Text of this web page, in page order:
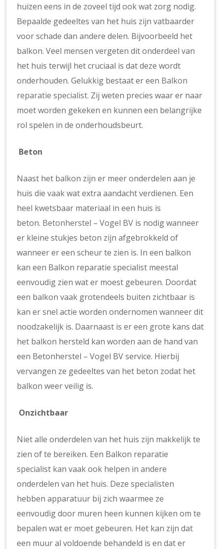
huizen eens in de zoveel tijd ook wat zorg nodig.
Bepaalde gedeeltes van het huis zijn vatbaarder
voor schade dan andere delen. Bijvoorbeeld het
balkon. Veel mensen vergeten dit onderdeel van
het huis terwijl het cruciaal is dat deze wordt
onderhouden. Gelukkig bestaat er een Balkon
reparatie specialist. Zij weten precies waar er naar
moet worden gekeken en kunnen een belangrijke
rol spelen in de onderhoudsbeurt.
Beton
Naast het balkon zijn er meer onderdelen aan je
huis die vaak wat extra aandacht verdienen. Een
heel kwetsbaar materiaal in een huis is
beton. Betonherstel – Vogel BV is nodig wanneer
er kleine stukjes beton zijn afgebrokkeld of
wanneer er een scheur te zien is. In een balkon
kan een Balkon reparatie specialist meestal
eenvoudig zien wat er moest gebeuren. Doordat
een balkon vaak grotendeels buiten zichtbaar is
kan er snel actie worden ondernomen wanneer dit
noodzakelijk is. Daarnaast is er een grote kans dat
het balkon hersteld kan worden aan de hand van
een Betonherstel – Vogel BV service. Hierbij
vervangen ze gedeeltes van het beton zodat het
balkon weer veilig is.
Onzichtbaar
Niet alle onderdelen van het huis zijn makkelijk te
zien of te bereiken. Een Balkon reparatie
specialist kan vaak ook helpen in andere
onderdelen van het huis. Deze specialisten
hebben apparatuur bij zich waarmee ze
eenvoudig door muren heen kunnen kijken om te
bepalen wat er moet gebeuren. Het kan zijn dat
een muur al voldoende behandeld is en dat er